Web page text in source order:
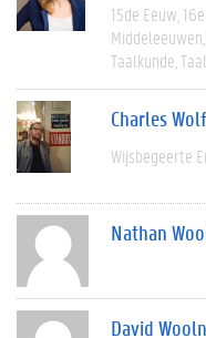
15de Eeuw
Middeleeuwen
Taalkunde
Charles
Wijsbegeerte
Nathan
David